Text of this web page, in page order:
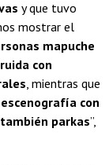
y que tuvo
mostrar el
mapuche
con
, mientras que
con
parkas”,